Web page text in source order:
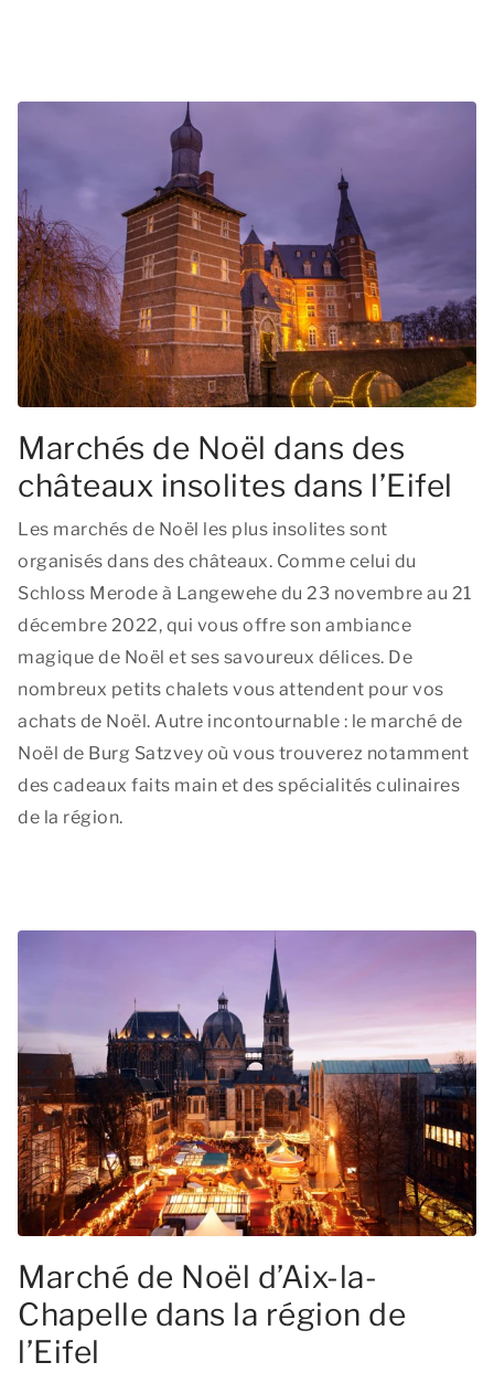
Marchés de Noël dans des
châteaux insolites dans l’Eifel
Les marchés de Noël les plus insolites sont
organisés dans des châteaux. Comme celui du
Schloss Merode à Langewehe du 23 novembre au 21
décembre 2022, qui vous offre son ambiance
magique de Noël et ses savoureux délices. De
nombreux petits chalets vous attendent pour vos
achats de Noël. Autre incontournable : le marché de
Noël de Burg Satzvey où vous trouverez notamment
des cadeaux faits main et des spécialités culinaires
de la région.
Marché de Noël d’Aix-la-
Chapelle dans la région de
l’Eifel